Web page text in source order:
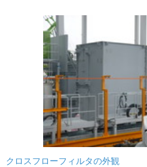
クロスフローフィルタの外観